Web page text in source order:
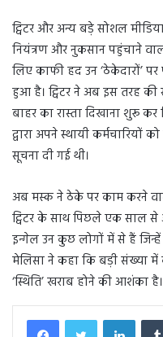
ट्विटर और अन्य बड़े सोशल
नियंत्रण और नुकसान पहुंचाने
लिए काफी हद उन ‘ठेकेदारों’ पर
हुआ है। ट्विटर ने अब इस तरह की
बाहर का रास्ता दिखाना शुरू
द्वारा अपने स्थायी
सूचना दी गई थी।
अब मस्क ने ठेके पर काम करने
ट्विटर के साथ पिछले एक साल
इन्गेल उन कुछ लोगों में से हैं जिन्हें
मेलिसा ने कहा कि बड़ी संख्या में
‘स्थिति’ खराब होने की आशंका है।